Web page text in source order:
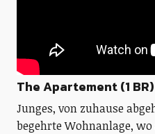
The Apartement (1 BR)
Junges, von zuhause
begehrte Wohnanlage,